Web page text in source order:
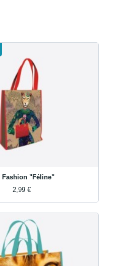
Fashion "Féline"
2,99 €